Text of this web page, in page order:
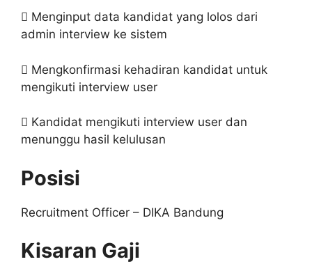
 Menginput data kandidat yang lolos dari
admin interview ke sistem
 Mengkonfirmasi kehadiran kandidat untuk
mengikuti interview user
 Kandidat mengikuti interview user dan
menunggu hasil kelulusan
Posisi
Recruitment Officer – DIKA Bandung
Kisaran Gaji